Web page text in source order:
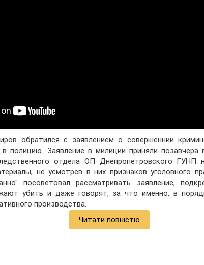
обратился с заявлением о совершеннии
в полицию. Заявление в милиции приняли
отдела ОП Днепропетровского
не усмотрев в них признаков уголовного
посоветовал рассматривать заявление,
убить и даже говорят, за что именно, в
производства.
Читати повністю